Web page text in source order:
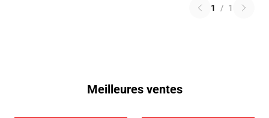
1 / 1
Meilleures ventes